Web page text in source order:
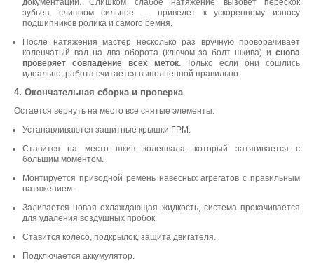
документации. Слишком слабое натяжение вызовет перескок
зубьев, слишком сильное — приведет к ускоренному износу
подшипников ролика и самого ремня.
После натяжения мастер несколько раз вручную проворачивает
коленчатый вал на два оборота (ключом за болт шкива) и снова
проверяет совпадение всех меток. Только если они сошлись
идеально, работа считается выполненной правильно.
4. Окончательная сборка и проверка
Остается вернуть на место все снятые элементы.
Устанавливаются защитные крышки ГРМ.
Ставится на место шкив коленвала, который затягивается с
большим моментом.
Монтируется приводной ремень навесных агрегатов с правильным
натяжением.
Заливается новая охлаждающая жидкость, система прокачивается
для удаления воздушных пробок.
Ставится колесо, подкрылок, защита двигателя.
Подключается аккумулятор.